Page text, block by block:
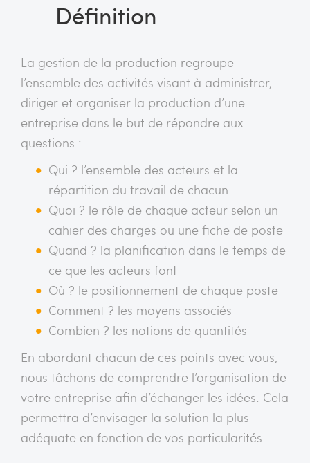
Définition
La gestion de la production regroupe
l’ensemble des activités visant à administrer,
diriger et organiser la production d’une
entreprise dans le but de répondre aux
questions :
Qui ? l’ensemble des acteurs et la
répartition du travail de chacun
Quoi ? le rôle de chaque acteur selon un
cahier des charges ou une fiche de poste
Quand ? la planification dans le temps de
ce que les acteurs font
Où ? le positionnement de chaque poste
Comment ? les moyens associés
Combien ? les notions de quantités
En abordant chacun de ces points avec vous,
nous tâchons de comprendre l’organisation de
votre entreprise afin d’échanger les idées. Cela
permettra d’envisager la solution la plus
adéquate en fonction de vos particularités.